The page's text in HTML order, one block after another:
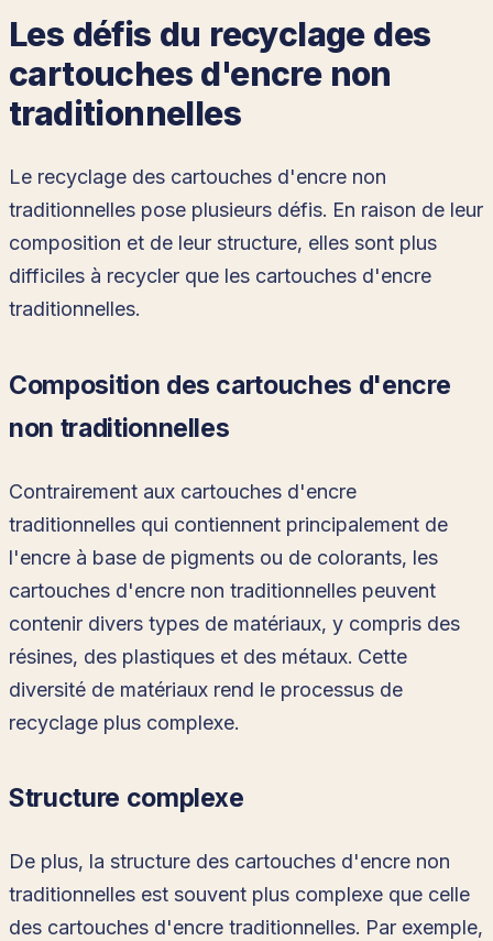
Les défis du recyclage des
cartouches d'encre non
traditionnelles
Le recyclage des cartouches d'encre non
traditionnelles pose plusieurs défis. En raison de leur
composition et de leur structure, elles sont plus
difficiles à recycler que les cartouches d'encre
traditionnelles.
Composition des cartouches d'encre
non traditionnelles
Contrairement aux cartouches d'encre
traditionnelles qui contiennent principalement de
l'encre à base de pigments ou de colorants, les
cartouches d'encre non traditionnelles peuvent
contenir divers types de matériaux, y compris des
résines, des plastiques et des métaux. Cette
diversité de matériaux rend le processus de
recyclage plus complexe.
Structure complexe
De plus, la structure des cartouches d'encre non
traditionnelles est souvent plus complexe que celle
des cartouches d'encre traditionnelles. Par exemple,